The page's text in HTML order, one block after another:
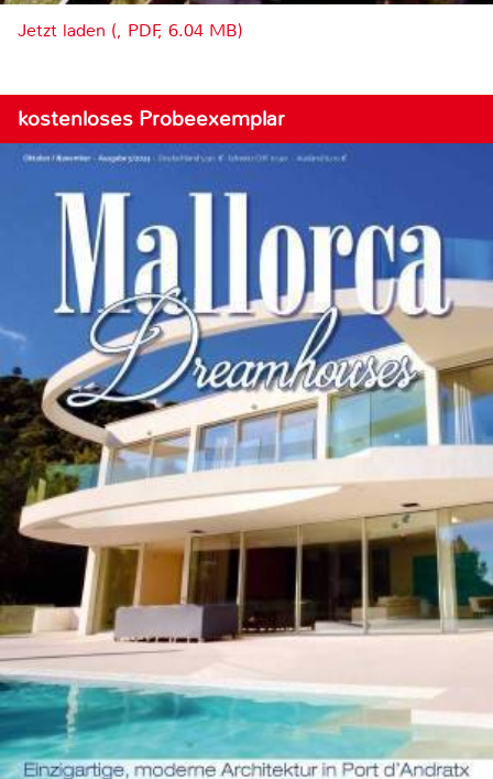
Jetzt laden (, PDF, 6.04 MB)
kostenloses Probeexemplar